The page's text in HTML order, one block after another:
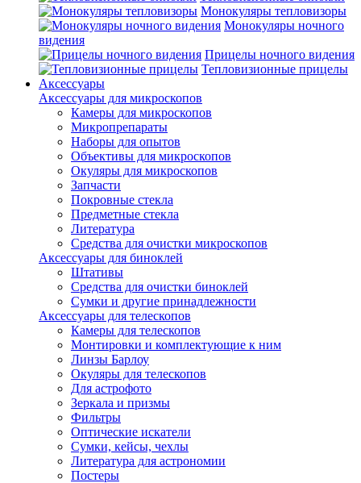
Монокуляры тепловизоры
Монокуляры ночного
видения
Прицелы ночного видения
Тепловизионные прицелы
Аксессуары
Аксессуары для микроскопов
Камеры для микроскопов
Микропрепараты
Наборы для опытов
Объективы для микроскопов
Окуляры для микроскопов
Запчасти
Покровные стекла
Предметные стекла
Литература
Средства для очистки микроскопов
Аксессуары для биноклей
Штативы
Средства для очистки биноклей
Сумки и другие принадлежности
Аксессуары для телескопов
Камеры для телескопов
Монтировки и комплектующие к ним
Линзы Барлоу
Окуляры для телескопов
Для астрофото
Зеркала и призмы
Фильтры
Оптические искатели
Сумки, кейсы, чехлы
Литература для астрономии
Постеры